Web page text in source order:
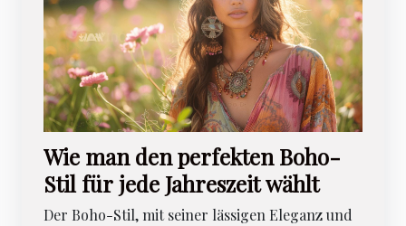
Wie man den perfekten Boho-
Stil für jede Jahreszeit wählt
Der Boho-Stil, mit seiner lässigen Eleganz und